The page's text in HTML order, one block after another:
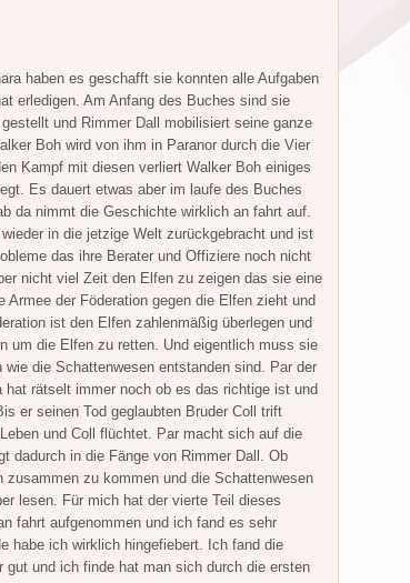
haben es geschafft sie konnten alle Aufgaben
erledigen. Am Anfang des Buches sind sie
und Rimmer Dall mobilisiert seine ganze
Boh wird von ihm in Paranor durch die Vier
Kampf mit diesen verliert Walker Boh einiges
Es dauert etwas aber im laufe des Buches
da nimmt die Geschichte wirklich an fahrt auf.
in die jetzige Welt zurückgebracht und ist
das ihre Berater und Offiziere noch nicht
nicht viel Zeit den Elfen zu zeigen das sie eine
Armee der Föderation gegen die Elfen zieht und
ist den Elfen zahlenmäßig überlegen und
um die Elfen zu retten. Und eigentlich muss sie
wie die Schattenwesen entstanden sind. Par der
hat rätselt immer noch ob es das richtige ist und
er seinen Tod geglaubten Bruder Coll trift
und Coll flüchtet. Par macht sich auf die
dadurch in die Fänge von Rimmer Dall. Ob
zusammen zu kommen und die Schattenwesen
lesen. Für mich hat der vierte Teil dieses
fahrt aufgenommen und ich fand es sehr
habe ich wirklich hingefiebert. Ich fand die
gut und ich finde hat man sich durch die ersten